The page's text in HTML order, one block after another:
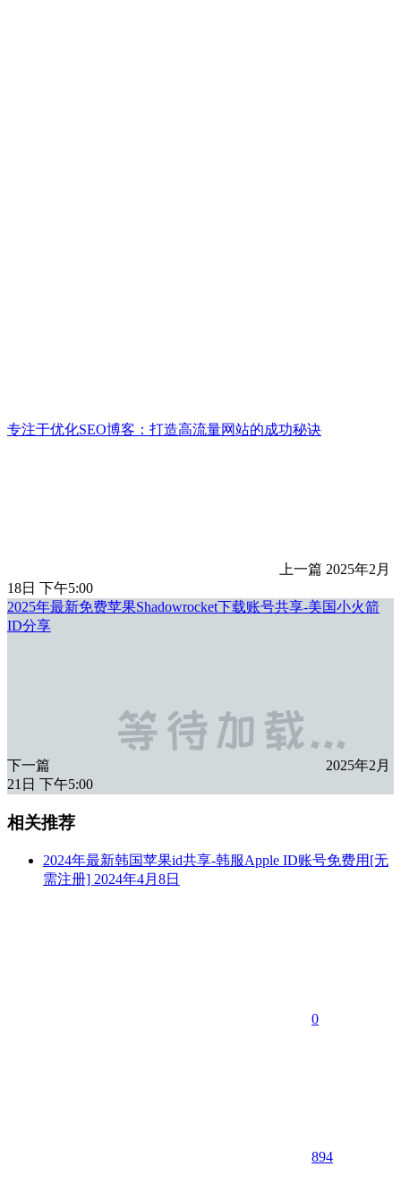
专注于优化SEO博客：打造高流量网站的成功秘诀
上一篇 2025年2月
18日 下午5:00
2025年最新免费苹果Shadowrocket下载账号共享-美国小火箭
ID分享
下一篇
2025年2月
21日 下午5:00
相关推荐
2024年最新韩国苹果id共享-韩服Apple ID账号免费用[无
需注册] 2024年4月8日
0
894